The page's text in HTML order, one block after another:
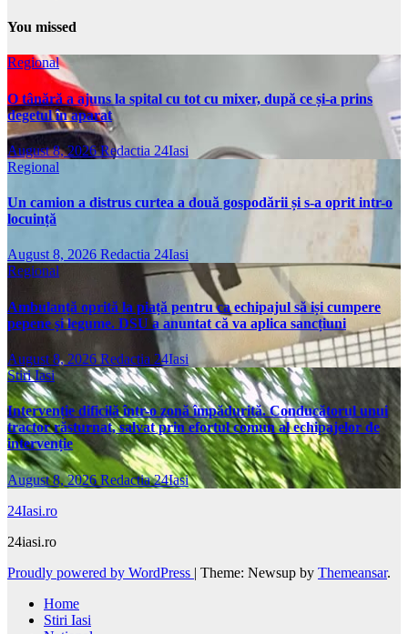
You missed
Regional
O tânără a ajuns la spital cu tot cu mixer, după ce și-a prins
degetul în aparat
August 8, 2026Redactia 24Iasi
Regional
Un camion a distrus curtea a două gospodării și s-a oprit intr-o
locuință
August 8, 2026 Redactia 24Iasi
Regional
Ambulanță oprită la piață pentru ca echipajul să iși cumpere
pepene și legume. DSU a anuntat că va aplica sancțiuni
August 8, 2026 Redactia 24Iasi
Stiri Iasi
Intervenție dificilă într-o zonă împădurită. Conducătorul unui
tractor răsturnat, salvat prin efortul comun al echipajelor de
intervenție
August 8, 2026Redactia 24Iasi
24Iasi.ro
24iasi.ro
Proudly powered by WordPress | Theme: Newsup by Themeansar.
Home
Stiri Iasi